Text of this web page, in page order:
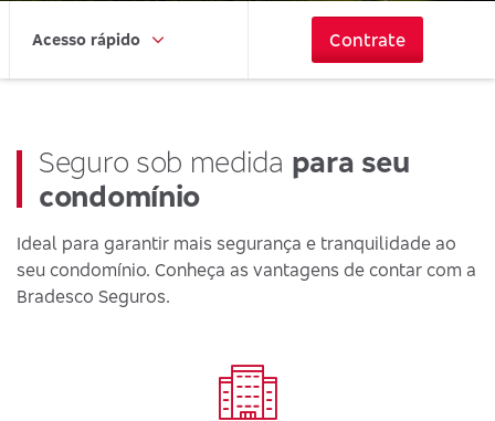
Acesso rápido Contrate
Seguro sob medida para seu
condomínio
Ideal para garantir mais segurança e tranquilidade ao
seu condomínio. Conheça as vantagens de contar com a
Bradesco Seguros.